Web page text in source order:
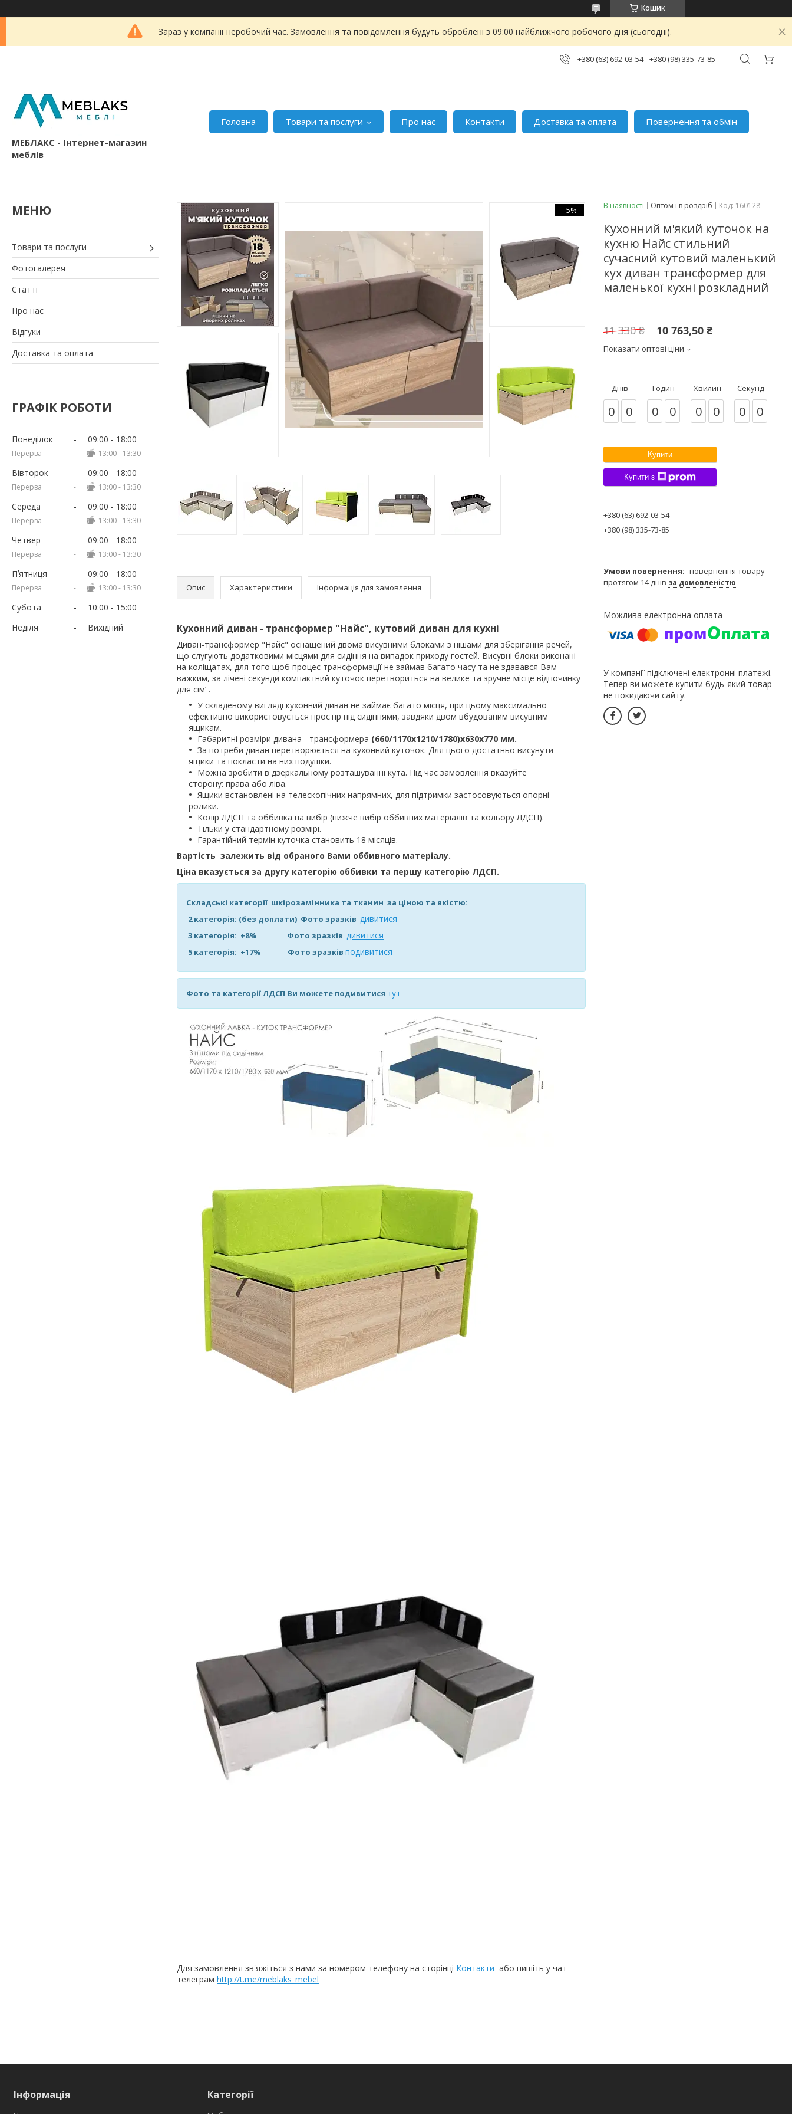
Кошик
Зараз у компанії неробочий час. Замовлення та повідомлення будуть оброблені з 09:00 найближчого робочого дня (сьогодні).
+380 (63) 692-03-54 +380 (98) 335-73-85
МЕБЛАКС - Інтернет-магазин
меблів
Головна Товари та послуги Про нас Контакти Доставка та оплата Повернення та обмін
Товари та послуги
Фотогалерея
Статті
Про нас
Відгуки
Доставка та оплата
ГРАФІК РОБОТИ
Понеділок 09:00 18:00
13:00 13:30
Вівторок 09:00 18:00
13:00 13:30
Середа 09:00 18:00
13:00 13:30
Четвер 09:00 18:00
13:00 13:30
Пʼятниця 09:00 18:00
13:00 13:30
Субота 10:00
15:00
Неділя
Вихідний
–5%
Опис Характеристики Інформація для замовлення
Кухонний диван - трансформер "Найс", кутовий диван для кухні
Диван-трансформер "Найс" оснащений двома висувними блоками з нішами для зберігання речей,
що слугують додатковими місцями для сидіння на випадок приходу гостей. Висувні блоки виконані
на коліщатах, для того щоб процес трансформації не займав багато часу та не здавався Вам
важким, за лічені секунди компактний куточок перетвориться на велике та зручне місце відпочинку
для сім’ї.
У складеному вигляді кухонний диван не займає багато місця, при цьому максимально
ефективно використовується простір під сидіннями, завдяки двом вбудованим висувним
ящикам.
Габаритні розміри дивана - трансформера (660/1170х1210/1780)х630х770 мм.
За потреби диван перетворюється на кухонний куточок. Для цього достатньо висунути
ящики та покласти на них подушки.
Можна зробити в дзеркальному розташуванні кута. Під час замовлення вказуйте
сторону: права або ліва.
Ящики встановлені на телескопічних напрямних, для підтримки застосовуються опорні
ролики.
Колір ЛДСП та оббивка на вибір (нижче вибір оббивних матеріалів та кольору ЛДСП).
Тільки у стандартному розмірі.
Гарантійний термін куточка становить 18 місяців.
Вартість залежить від обраного Вами оббивного матеріалу.
Ціна вказується за другу категорію оббивки та першу категорію ЛДСП.
Складські категорії шкірозамінника та тканин за ціною та якістю:
2 категорія: (без доплати) Фото зразків дивитися
3 категорія: +8% Фото зразків дивитися
5 категорія: +17% Фото зразків подивитися
Фото та категорії ЛДСП Ви можете подивитися тут
Для замовлення зв'яжіться з нами за номером телефону на сторінці Контакти або пишіть у чат-
телеграм http://t.me/meblaks_mebel
В наявності Оптом і в роздріб Код: 160128
Кухонний м'який куточок на
кухню Найс стильний
сучасний кутовий маленький
кух диван трансформер для
маленької кухні розкладний
11 330 ₴ 10 763,50 ₴
Показати оптові ціни
Днів
0 0
Годин
0 0
Хвилин
0 0
Секунд
0 0
Купити
Купити з
+380 (63) 692-03-54
+380 (98) 335-73-85
повернення товару
протягом 14 днів за домовленістю
У компанії підключені електронні платежі.
Тепер ви можете купити будь-який товар
не покидаючи сайту.
Інформація Категорії